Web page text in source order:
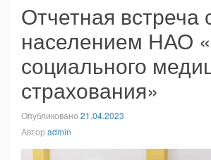
Отчетная встреча
населением НАО
социального
страхования»
Опубликовано 21.04.2023
Автор admin